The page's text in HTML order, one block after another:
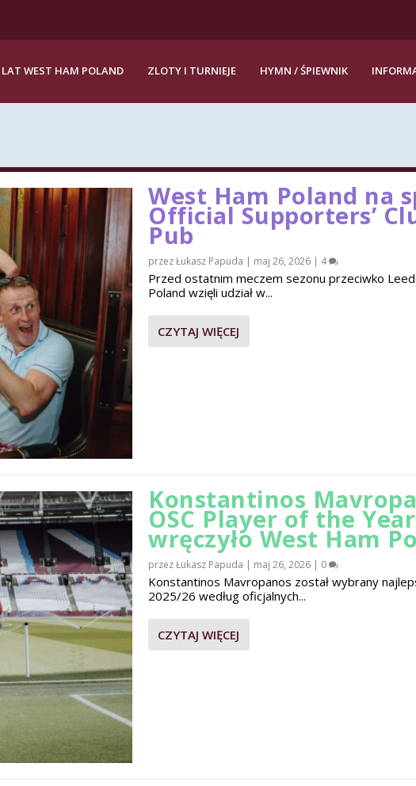
WEST HAM POLAND ZLOTY I TURNIEJE HYMN / ŚPIEWNIK
West Ham Poland na
Official Supporters’
Pub
przezŁukasz Papuda | maj 26, 2026 | 4
Przed ostatnim meczem sezonu przeciwko
Poland wzięli udział w...
CZYTAJ WIĘCEJ
Konstantinos
OSC Player of the
wręczyło West Ham
przezŁukasz Papuda | maj 26, 2026 | 0
Konstantinos Mavropanos został wybrany
2025/26 według oficjalnych...
CZYTAJ WIĘCEJ